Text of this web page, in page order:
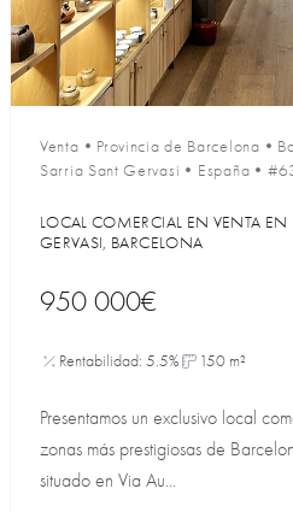
Venta • Provincia de Barcelona •
Sarria Sant Gervasi • España •
LOCAL COMERCIAL EN VENTA EN
GERVASI, BARCELONA
950 000€
Rentabilidad: 5.5% 150 m²
Presentamos un exclusivo local
zonas más prestigiosas de
situado en Via Au...